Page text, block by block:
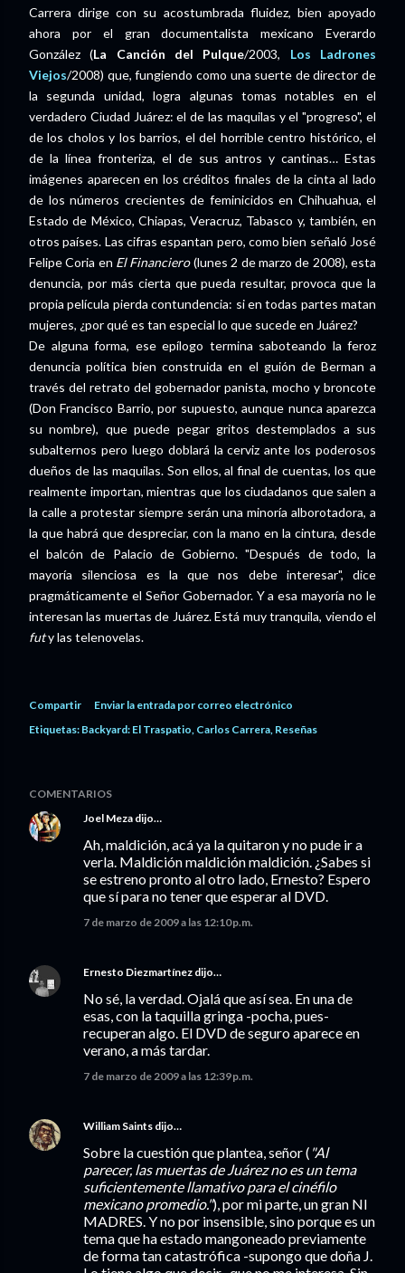
Carrera dirige con su acostumbrada fluidez, bien apoyado
ahora por el gran documentalista mexicano Everardo
González (La Canción del Pulque/2003, Los Ladrones
Viejos/2008) que, fungiendo como una suerte de director de
la segunda unidad, logra algunas tomas notables en el
verdadero Ciudad Juárez: el de las maquilas y el "progreso", el
de los cholos y los barrios, el del horrible centro histórico, el
de la línea fronteriza, el de sus antros y cantinas… Estas
imágenes aparecen en los créditos finales de la cinta al lado
de los números crecientes de feminicidos en Chihuahua, el
Estado de México, Chiapas, Veracruz, Tabasco y, también, en
otros países. Las cifras espantan pero, como bien señaló José
Felipe Coria en El Financiero(lunes 2 de marzo de 2008), esta
denuncia, por más cierta que pueda resultar, provoca que la
propia película pierda contundencia: si en todas partes matan
mujeres, ¿por qué es tan especial lo que sucede en Juárez?
De alguna forma, ese epílogo termina saboteando la feroz
denuncia política bien construida en el guión de Berman a
través del retrato del gobernador panista, mocho y broncote
(Don Francisco Barrio, por supuesto, aunque nunca aparezca
su nombre), que puede pegar gritos destemplados a sus
subalternos pero luego doblará la cerviz ante los poderosos
dueños de las maquilas. Son ellos, al final de cuentas, los que
realmente importan, mientras que los ciudadanos que salen a
la calle a protestar siempre serán una minoría alborotadora, a
la que habrá que despreciar, con la mano en la cintura, desde
el balcón de Palacio de Gobierno. "Después de todo, la
mayoría silenciosa es la que nos debe interesar", dice
pragmáticamente el Señor Gobernador. Y a esa mayoría no le
interesan las muertas de Juárez. Está muy tranquila, viendo el
futy las telenovelas.
Compartir
Enviar la entrada por correo electrónico
Etiquetas: Backyard: El Traspatio Carlos Carrera Reseñas
COMENTARIOS
Joel Meza dijo…
Ah, maldición, acá ya la quitaron y no pude ir a
verla. Maldición maldición maldición. ¿Sabes si
se estreno pronto al otro lado, Ernesto? Espero
que sí para no tener que esperar al DVD.
7 de marzo de 2009 a las 12:10 p.m.
Ernesto Diezmartínez dijo…
No sé, la verdad. Ojalá que así sea. En una de
esas, con la taquilla gringa -pocha, pues-
recuperan algo. El DVD de seguro aparece en
verano, a más tardar.
7 de marzo de 2009 a las 12:39 p.m.
William Saints dijo…
Sobre la cuestión que plantea, señor ( "Al
parecer, las muertas de Juárez no es un tema
suficientemente llamativo para el cinéfilo
mexicano promedio."), por mi parte, un gran NI
MADRES. Y no por insensible, sino porque es un
tema que ha estado mangoneado previamente
de forma tan catastrófica -supongo que doña J.